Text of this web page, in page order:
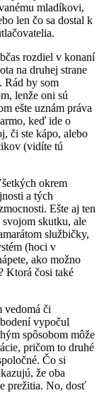
mladíkovi,
len čo sa dostal k
rozdiel v konaní
na druhej strane
Rád by som
lenže oni sú
ešte uznám práva
keď ide o
či ste kápo, alebo
(vidíte tú
okrem
a tých
Ešte aj ten
skutku, ale
službičky,
(hoci v
ako možno
Ktorá čosi také
vedomá či
vypočul
spôsobom môže
pričom to druhé
Čo si
že oba
prežitia. No, dosť